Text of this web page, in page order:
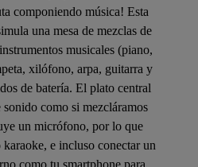
componiendo música! Esta
una mesa de mezclas de
musicales (piano,
xilófono, arpa, guitarra y
de batería. El plato central
como si mezcláramos
un micrófono, por lo que
e incluso conectar un
como tu smartphone para